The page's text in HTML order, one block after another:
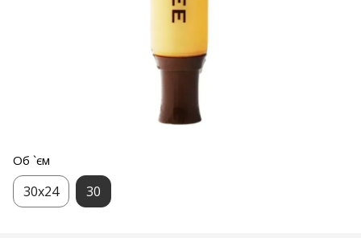
Об `єм
30х24 30